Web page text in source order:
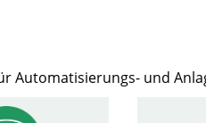
Automatisierungs- und